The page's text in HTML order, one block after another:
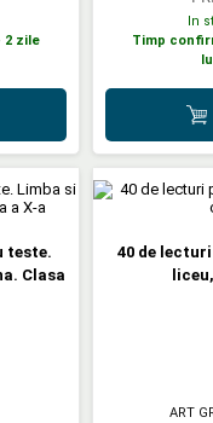
2 zile
In
Timp
teste.
Clasa
40 de
ART